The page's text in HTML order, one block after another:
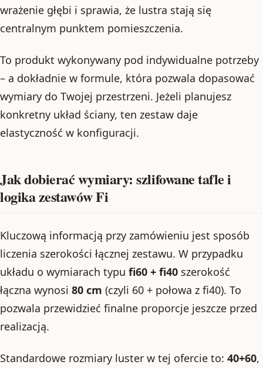
wrażenie głębi i sprawia, że lustra stają się
centralnym punktem pomieszczenia.
To produkt wykonywany pod indywidualne potrzeby
– a dokładnie w formule, która pozwala dopasować
wymiary do Twojej przestrzeni. Jeżeli planujesz
konkretny układ ściany, ten zestaw daje
elastyczność w konfiguracji.
Jak dobierać wymiary: szlifowane tafle i
logika zestawów Fi
Kluczową informacją przy zamówieniu jest sposób
liczenia szerokości łącznej zestawu. W przypadku
układu o wymiarach typu fi60 + fi40 szerokość
łączna wynosi 80 cm (czyli 60 + połowa z fi40). To
pozwala przewidzieć finalne proporcje jeszcze przed
realizacją.
Standardowe rozmiary luster w tej ofercie to: 40+60,